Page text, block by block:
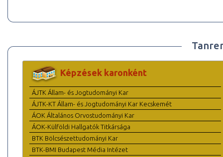
Képzések karonként
ÁJTK Állam- és Jogtudományi Kar
ÁJTK-KT Állam- és Jogtudományi Kar Kecskemét
ÁOK Általános Orvostudományi Kar
ÁOK-Külföldi Hallgatók Titkársága
BTK Bölcsészettudományi Kar
BTK-BMI Budapest Média Intézet